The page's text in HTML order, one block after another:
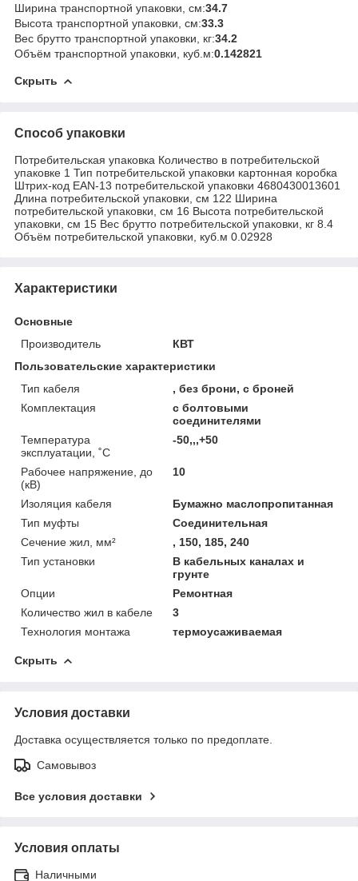
Ширина транспортной упаковки, см:34.7
Высота транспортной упаковки, см:33.3
Вес брутто транспортной упаковки, кг:34.2
Объём транспортной упаковки, куб.м:0.142821
Скрыть
Способ упаковки
Потребительская упаковка Количество в потребительской
упаковке 1 Тип потребительской упаковки картонная коробка
Штрих-код EAN-13 потребительской упаковки 4680430013601
Длина потребительской упаковки, см 122 Ширина
потребительской упаковки, см 16 Высота потребительской
упаковки, см 15 Вес брутто потребительской упаковки, кг 8.4
Объём потребительской упаковки, куб.м 0.02928
Характеристики
Основные
Производитель
КВТ
Пользовательские характеристики
Тип кабеля
, без брони, с броней
Комплектация
с болтовыми
соединителями
Температура
эксплуатации, ˚С
-50,,,+50
Рабочее напряжение, до
(кВ)
10
Изоляция кабеля
Бумажно маслопропитанная
Тип муфты
Соединительная
Сечение жил, мм²
, 150, 185, 240
Тип установки
В кабельных каналах и
грунте
Опции
Ремонтная
Количество жил в кабеле
3
Технология монтажа
термоусаживаемая
Скрыть
Условия доставки
Доставка осуществляется только по предоплате.
Самовывоз
Все условия доставки
Условия оплаты
Наличными